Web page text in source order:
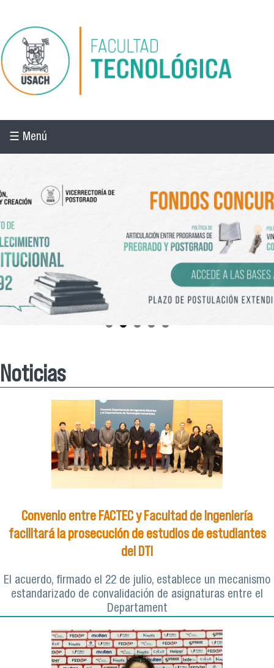
Pasar al contenido principal
☰ Menú
Noticias
Convenio entre FACTEC y Facultad de Ingeniería
facilitará la prosecución de estudios de estudiantes
del DTI
El acuerdo, firmado el 22 de julio, establece un mecanismo
estandarizado de convalidación de asignaturas entre el
Departament